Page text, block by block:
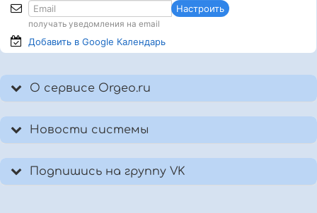
Настроить
получать уведомления на email
Добавить в Google Календарь
О сервисе Orgeo.ru
Новости системы
Подпишись на группу VK